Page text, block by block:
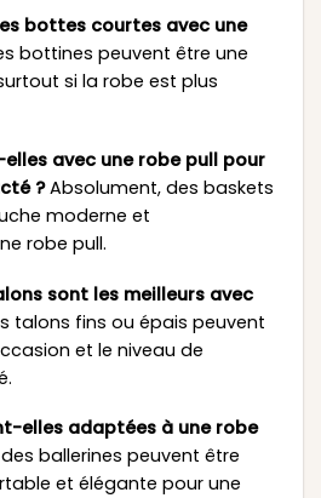
bottes courtes avec une
bottines peuvent être une
si la robe est plus
avec une robe pull pour
?Absolument, des baskets
moderne et
robe pull.
sont les meilleurs avec
talons fins ou épais peuvent
et le niveau de
elles adaptées à une robe
ballerines peuvent être
et élégante pour une